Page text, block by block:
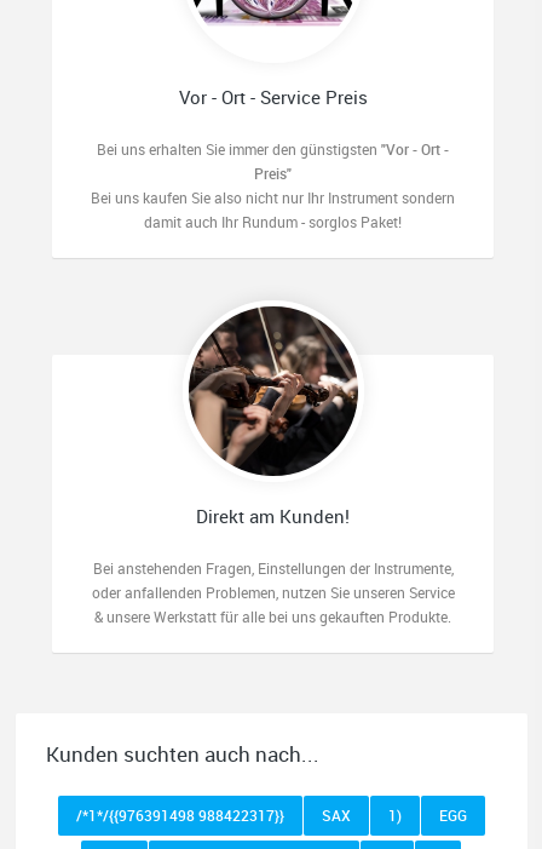
Vor - Ort - Service Preis
Bei uns erhalten Sie immer den günstigsten "Vor - Ort -
Preis"
Bei uns kaufen Sie also nicht nur Ihr Instrument sondern
damit auch Ihr Rundum - sorglos Paket!
Direkt am Kunden!
Bei anstehenden Fragen, Einstellungen der Instrumente,
oder anfallenden Problemen, nutzen Sie unseren Service
& unsere Werkstatt für alle bei uns gekauften Produkte.
Kunden suchten auch nach...
/*1*/{{976391498 988422317}} SAX 1) EGG